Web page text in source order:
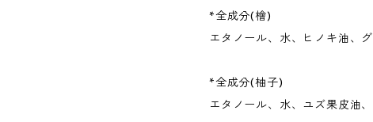
*全成分(檜)
エタノール、水、ヒノキ油、
*全成分(柚子)
エタノール、水、ユズ果皮油